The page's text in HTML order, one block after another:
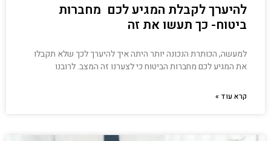
להיערך לקבלת המגיע לכם מחברות
ביטוח- כך תעשו את זה
למעשה, הכותרת הנכונה יותר היתה איך להיערך לכך שלא תקבלו
את המגיע לכם מחברות הביטוח כי לצערנו זה המצב. לרובנו
קרא עוד »